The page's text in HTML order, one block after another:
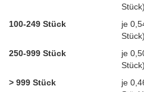
Stück)
100-249 Stück
je
Stück)
250-999 Stück
je
Stück)
> 999 Stück
je